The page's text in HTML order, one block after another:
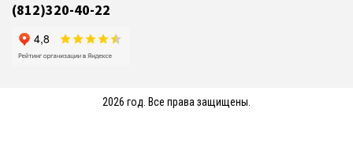
(812)320-40-22
2026 год. Все права защищены.